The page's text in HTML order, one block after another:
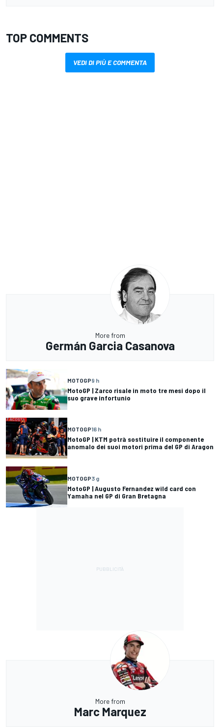
TOP COMMENTS
VEDI DI PIÙ E COMMENTA
More from
Germán Garcia Casanova
MOTOGP9 h
MotoGP | Zarco risale in moto tre mesi dopo il
suo grave infortunio
MOTOGP16 h
MotoGP | KTM potrà sostituire il componente
anomalo dei suoi motori prima del GP di Aragon
MOTOGP3 g
MotoGP | Augusto Fernandez wild card con
Yamaha nel GP di Gran Bretagna
More from
Marc Marquez